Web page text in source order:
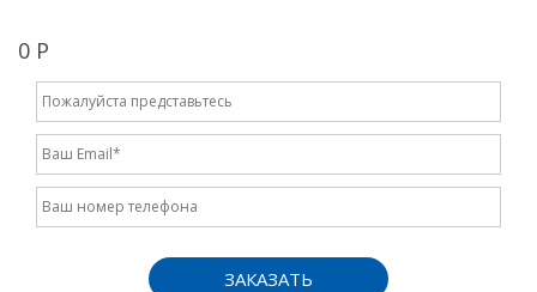
0 Р
ЗАКАЗАТЬ